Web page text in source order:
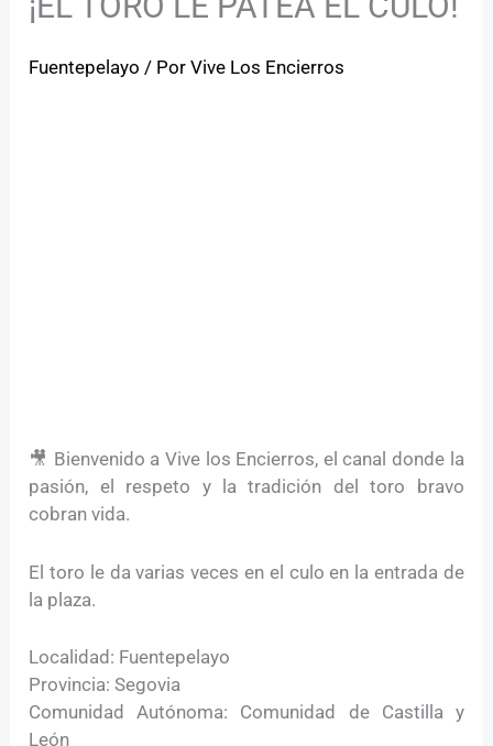
Fuentepelayo / PorVive Los Encierros
🎥 Bienvenido a Vive los Encierros, el canal donde la
pasión, el respeto y la tradición del toro bravo
cobran vida.
El toro le da varias veces en el culo en la entrada de
la plaza.
Localidad: Fuentepelayo
Provincia: Segovia
Comunidad Autónoma: Comunidad de Castilla y
León